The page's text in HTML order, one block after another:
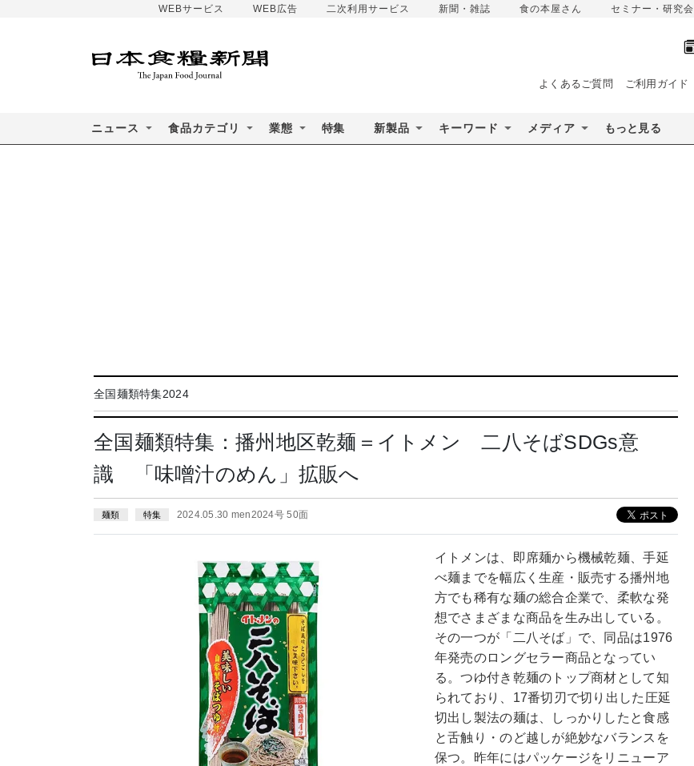
WEBサービス WEB広告 二次利用サービス 新聞・雑誌 食の本屋さん セミナー・研究会
よくあるご質問 ご利用ガイド
ニュース 食品カテゴリ 業態 特集 新製品 キーワード メディア もっと見る
全国麺類特集2024
全国麺類特集：播州地区乾麺＝イトメン 二八そばSDGs意
識 「味噌汁のめん」拡販へ
麺類 特集 2024.05.30 men2024号 50面
イトメンは、即席麺から機械乾麺、手延
べ麺までを幅広く生産・販売する播州地
方でも稀有な麺の総合企業で、柔軟な発
想でさまざまな商品を生み出している。
その一つが「二八そば」で、同品は1976
年発売のロングセラー商品となってい
る。つゆ付き乾麺のトップ商材として知
られており、17番切刃で切り出した圧延
切出し製法の麺は、しっかりしたと食感
と舌触り・のど越しが絶妙なバランスを
保つ。昨年にはパッケージをリニューア